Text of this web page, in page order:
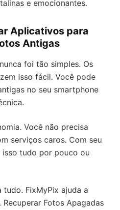
e emocionantes.
Aplicativos para
Antigas
foi tão simples. Os
isso fácil. Você pode
no seu smartphone
Você não precisa
serviços caros. Com seu
tudo por pouco ou
FixMyPix ajuda a
Fotos Apagadas